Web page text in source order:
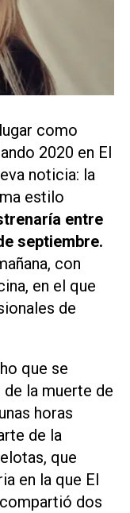
como
2020 en El
noticia: la
estilo
entre
septiembre.
con
en el que
de
que se
la muerte de
horas
de la
que
en la que El
dos